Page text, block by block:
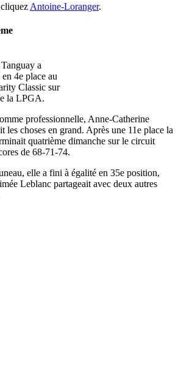
Antoine-Loranger.
a
4e place au
Classic sur
la LPGA.
professionnelle, Anne-Catherine
les choses en grand. Après une 11e place la
quatrième dimanche sur le circuit
de 68-71-74.
elle a fini à égalité en 35e position,
Leblanc partageait avec deux autres